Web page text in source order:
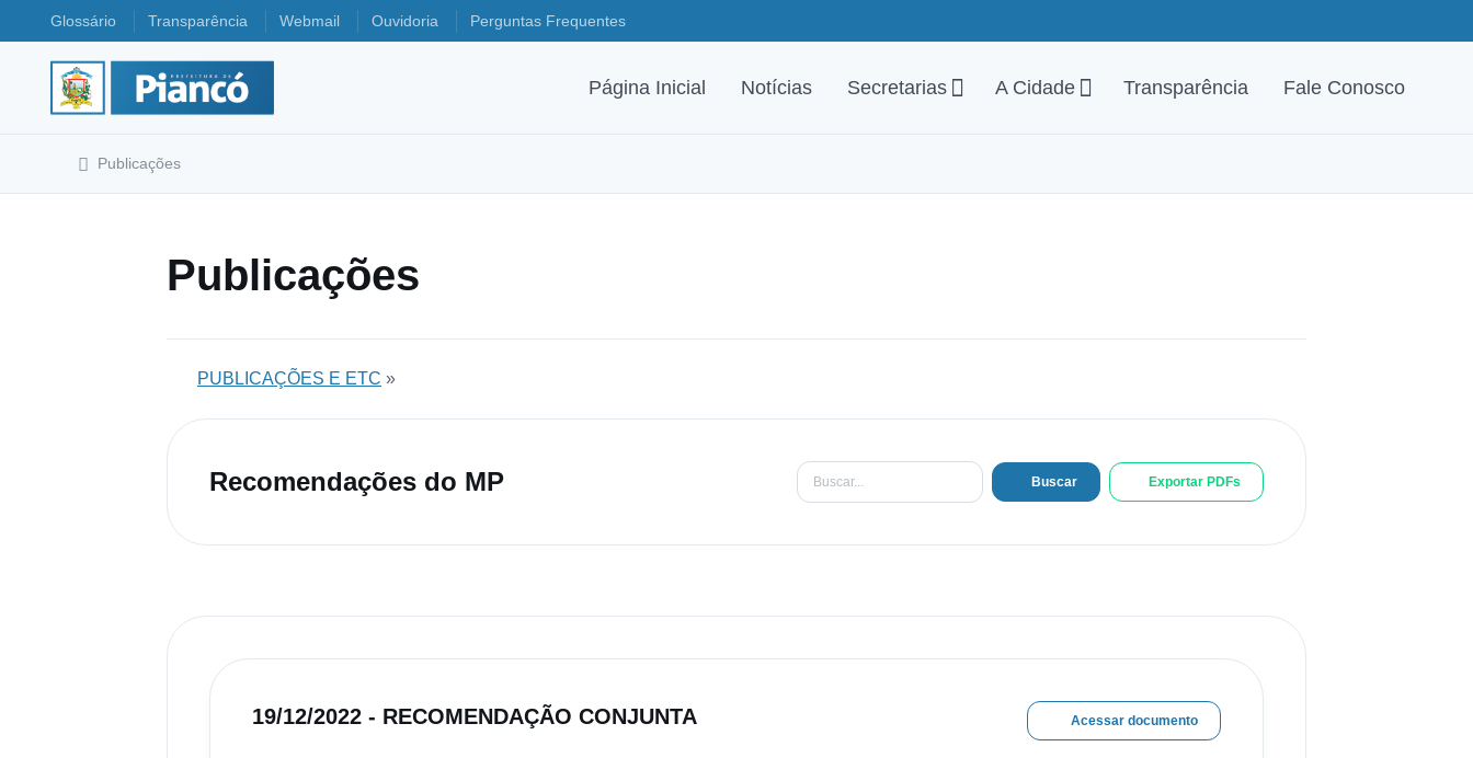
Glossário Transparência Webmail Ouvidoria Perguntas Frequentes
Página Inicial Notícias Secretarias A Cidade Transparência Fale Conosco
Publicações
Publicações
PUBLICAÇÕES E ETC »
Recomendações do MP Buscar Exportar PDFs
19/12/2022 - RECOMENDAÇÃO CONJUNTA Acessar documento